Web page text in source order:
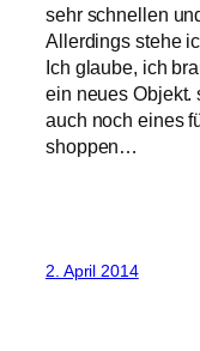
sehr schnellen
Allerdings stehe
Ich glaube, ich
ein neues
auch noch eines
shoppen…
2. April 2014